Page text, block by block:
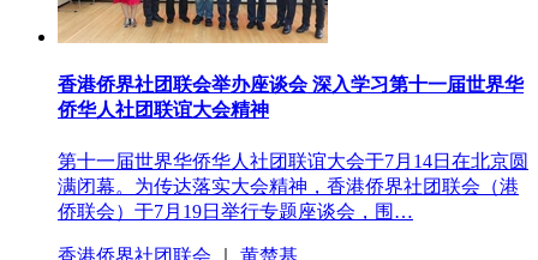
香港侨界社团联会举办座谈会 深入学习第十一届世界华
侨华人社团联谊大会精神
第十一届世界华侨华人社团联谊大会于7月14日在北京圆
满闭幕。为传达落实大会精神，香港侨界社团联会（港
侨联会）于7月19日举行专题座谈会，围…
香港侨界社团联会 黄楚基